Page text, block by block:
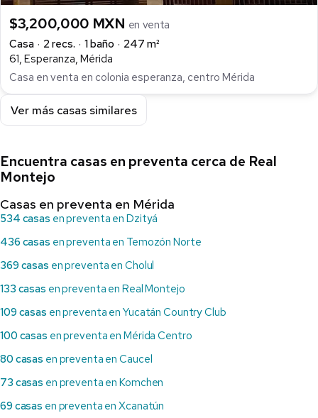
$3,200,000 MXN en venta
Casa
2 recs. 1 baño
247 m²
61, Esperanza, Mérida
Casa en venta en colonia esperanza, centro Mérida
Ver más casas similares
Encuentra casas en preventa cerca de Real
Montejo
Casas en preventa en Mérida
534 casas en preventa en Dzityá
436 casas en preventa en Temozón Norte
369 casas en preventa en Cholul
133 casas en preventa en Real Montejo
109 casas en preventa en Yucatán Country Club
100 casas en preventa en Mérida Centro
80 casas en preventa en Caucel
73 casas en preventa en Komchen
69 casas en preventa en Xcanatún